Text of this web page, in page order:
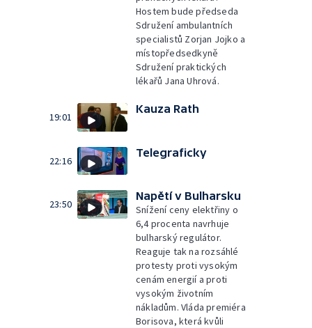
Hostem bude předseda
Sdružení ambulantních
specialistů Zorjan Jojko a
místopředsedkyně
Sdružení praktických
lékařů Jana Uhrová.
19:01
Kauza Rath
22:16
Telegraficky
23:50
Napětí v Bulharsku
Snížení ceny elektřiny o
6,4 procenta navrhuje
bulharský regulátor.
Reaguje tak na rozsáhlé
protesty proti vysokým
cenám energií a proti
vysokým životním
nákladům. Vláda premiéra
Borisova, která kvůli